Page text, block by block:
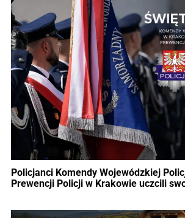
Policjanci Komendy Wojewódzkiej
Prewencji Policji w Krakowie uczcili